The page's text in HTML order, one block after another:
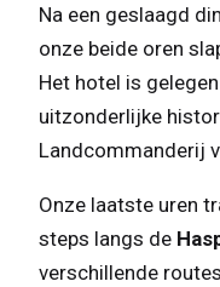
Na een geslaagd
onze beide oren
Het hotel is
uitzonderlijke
Landcommanderij
Onze laatste uren
steps langs de
verschillende